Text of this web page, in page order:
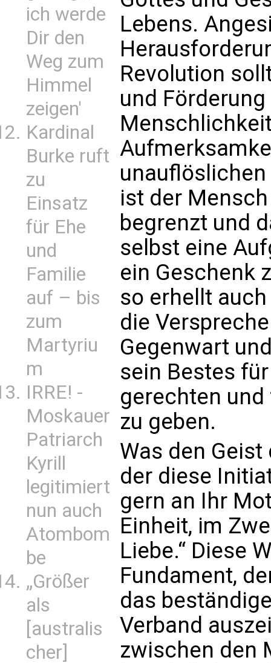
ich werde
Dir den
Weg zum
Himmel
zeigen'
Kardinal
Burke ruft
zu
Einsatz
für Ehe
und
Familie
auf – bis
zum
Martyriu
m
IRRE! -
Moskauer
Patriarch
Kyrill
legitimiert
nun auch
Atombom
be
„Größer
als
[australis
cher]
Lebens.
Revolution
und
ist der
begrenzt und
selbst eine
ein Geschenk
so erhellt
die
Gegenwart
sein Bestes
gerechten
zu geben.
Was den
der diese
gern an Ihr
Einheit, im
Liebe.“ Diese
Fundament,
das
Verband
zwischen den